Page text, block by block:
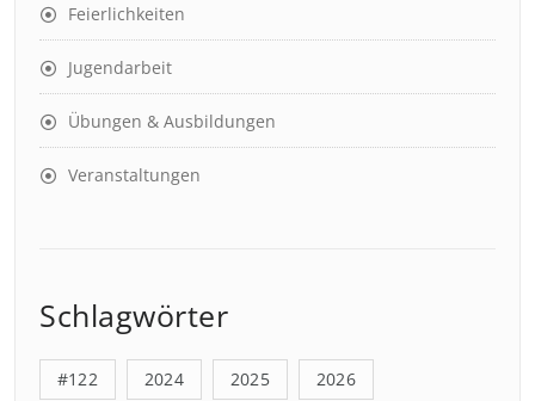
Feierlichkeiten
Jugendarbeit
Übungen & Ausbildungen
Veranstaltungen
Schlagwörter
#122 2024 2025 2026